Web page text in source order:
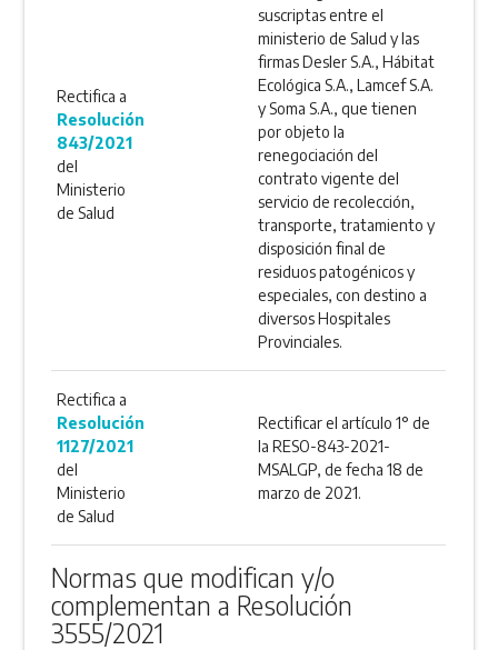
Rectifica a
Resolución
843/2021
del
Ministerio
de Salud
suscriptas entre el
ministerio de Salud y las
firmas Desler S.A., Hábitat
Ecológica S.A., Lamcef S.A.
y Soma S.A., que tienen
por objeto la
renegociación del
contrato vigente del
servicio de recolección,
transporte, tratamiento y
disposición final de
residuos patogénicos y
especiales, con destino a
diversos Hospitales
Provinciales.
Rectifica a
Resolución
1127/2021
del
Ministerio
de Salud
Rectificar el artículo 1° de
la RESO-843-2021-
MSALGP, de fecha 18 de
marzo de 2021.
Normas que modifican y/o
complementan a Resolución
3555/2021